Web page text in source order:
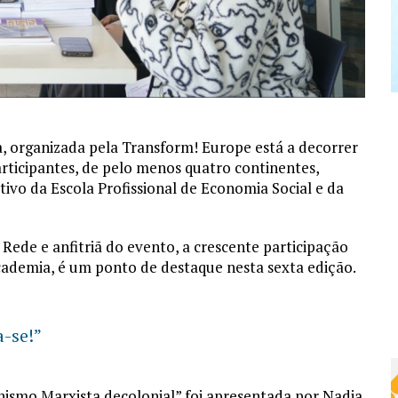
pela Transform! Europe está a decorrer
de pelo menos quatro continentes,
da Escola Profissional de Economia Social e da
e anfitriã do evento, a crescente participação
é um ponto de destaque nesta sexta edição.
se!”